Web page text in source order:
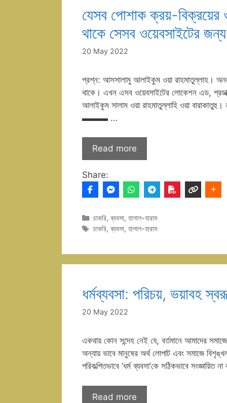
যেসব পোশাক ক্রয়-বিক্রয়ের
থাকে সেসব ওয়েবসাইটের
20 May 2022
প্রশ্ন: আসসালামু আলাইকুম ওয়া রাহমাতুল্লাহ।
থাকে। এখন এসব ওয়েবসাইটের লোকেশন এড,
আলাইকুম সালাম ওয়া রাহমাতুল্লাহি ওয়া
▬▬▬ …
Read more
Share:
Categories
চাকরি,ব্যবসা, হালাল-হারাম
Tags
চাকরি,ব্যবসা, হালাল-হারাম
ধর্মব্যবসা: পরিচয়, ভয়াবহ
20 May 2022
একথায় কোন সন্দেহ নেই যে, বর্তমানে আমাদের
অন্যায় ভাবে মানুষের অর্থ লোপাট এবং সমাজে
পরিকল্পিতভাবে ‘ধর্ম ব্যবসা’কে সঠিকভাবে
Read more